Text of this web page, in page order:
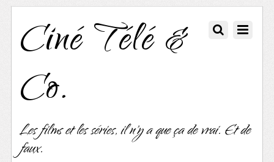
Ciné Télé &
Co.
Les films et les séries, il n'y a que ça de vrai. Et de
faux.